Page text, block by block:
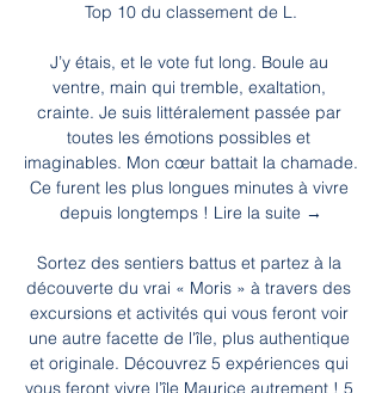
Top 10 du classement de L.
J’y étais, et le vote fut long. Boule au
ventre, main qui tremble, exaltation,
crainte. Je suis littéralement passée par
toutes les émotions possibles et
imaginables. Mon cœur battait la chamade.
Ce furent les plus longues minutes à vivre
depuis longtemps ! Lire la suite →
Sortez des sentiers battus et partez à la
découverte du vrai « Moris » à travers des
excursions et activités qui vous feront voir
une autre facette de l'île, plus authentique
et originale. Découvrez 5 expériences qui